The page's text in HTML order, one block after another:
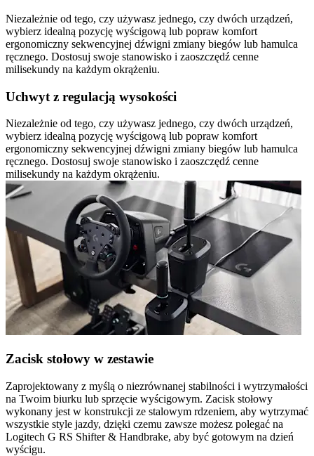
Niezależnie od tego, czy używasz jednego, czy dwóch urządzeń,
wybierz idealną pozycję wyścigową lub popraw komfort
ergonomiczny sekwencyjnej dźwigni zmiany biegów lub hamulca
ręcznego. Dostosuj swoje stanowisko i zaoszczędź cenne
milisekundy na każdym okrążeniu.
Uchwyt z regulacją wysokości
Niezależnie od tego, czy używasz jednego, czy dwóch urządzeń,
wybierz idealną pozycję wyścigową lub popraw komfort
ergonomiczny sekwencyjnej dźwigni zmiany biegów lub hamulca
ręcznego. Dostosuj swoje stanowisko i zaoszczędź cenne
milisekundy na każdym okrążeniu.
Zacisk stołowy w zestawie
Zaprojektowany z myślą o niezrównanej stabilności i wytrzymałości
na Twoim biurku lub sprzęcie wyścigowym. Zacisk stołowy
wykonany jest w konstrukcji ze stalowym rdzeniem, aby wytrzymać
wszystkie style jazdy, dzięki czemu zawsze możesz polegać na
Logitech G RS Shifter & Handbrake, aby być gotowym na dzień
wyścigu.